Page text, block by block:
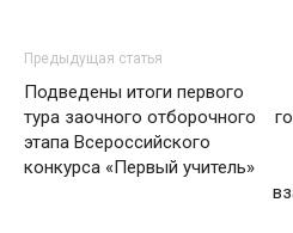
Предыдущая статья
Подведены итоги первого
тура заочного отборочного
этапа Всероссийского
конкурса «Первый учитель»